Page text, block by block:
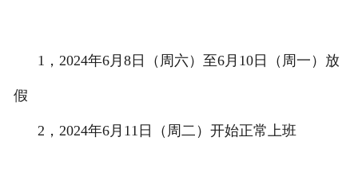
资质证书
1，2024年6月8日（周六）至6月10日（周一）放
假
2，2024年6月11日（周二）开始正常上班